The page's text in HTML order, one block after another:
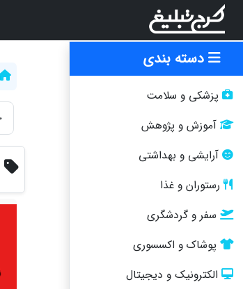
دسته بندی
پزشکی و سلامت
آموزش و پژوهش
آرایشی و بهداشتی
رستوران و غذا
سفر و گردشگری
پوشاک و اکسسوری
الکترونیک و دیجیتال